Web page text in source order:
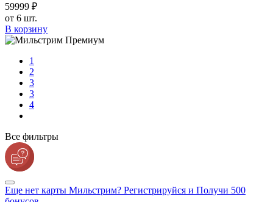
59999 ₽
от 6 шт.
В корзину
1
2
3
3
4
Все фильтры
Еще нет карты Мильстрим? Регистрируйся и Получи 500